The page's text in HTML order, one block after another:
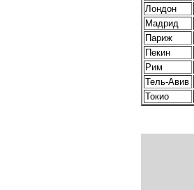
Лондон
Мадрид
Париж
Пекин
Рим
Тель-Авив
Токио